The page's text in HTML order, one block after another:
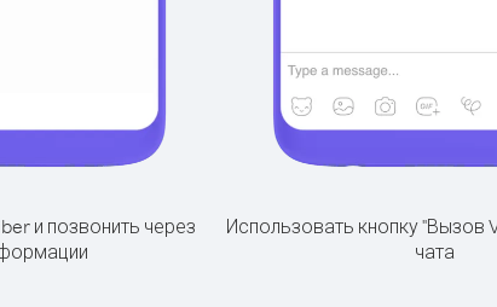
и позвонить через
Использовать кнопку "Вызов
чата